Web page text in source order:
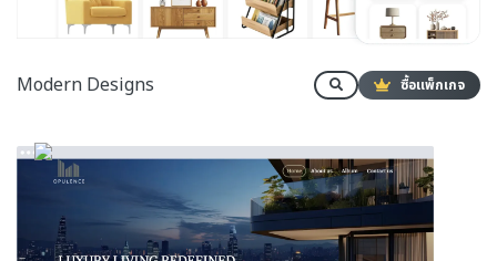
Modern Designs ซื้อแพ็กเกจ